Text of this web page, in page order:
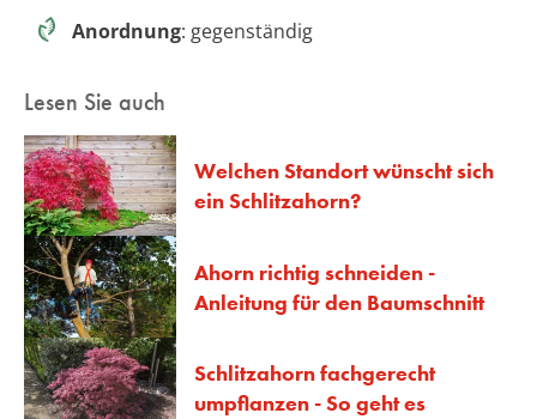
Anordnung: gegenständig
Lesen Sie auch
Welchen Standort wünscht sich
ein Schlitzahorn?
Ahorn richtig schneiden -
Anleitung für den Baumschnitt
Schlitzahorn fachgerecht
umpflanzen - So geht es